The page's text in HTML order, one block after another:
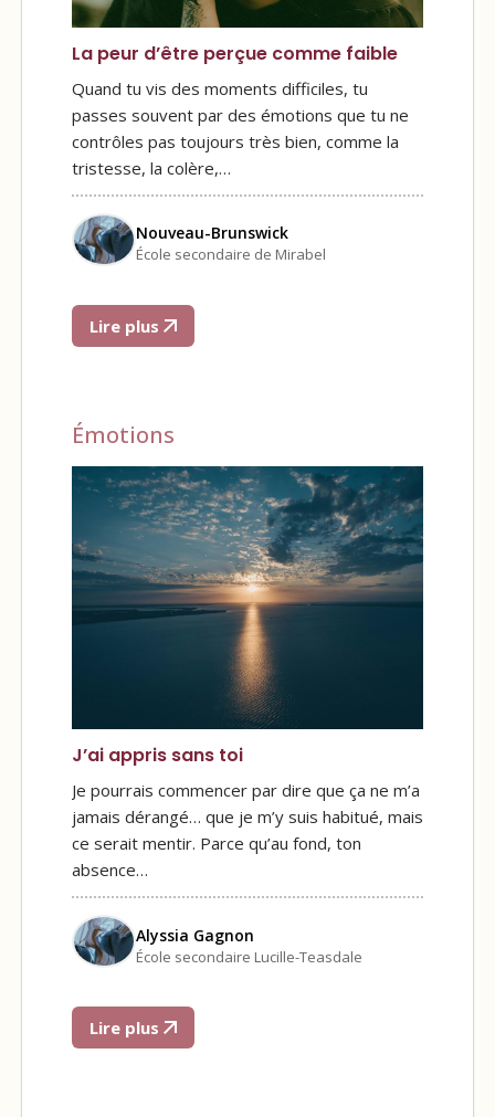
La peur d’être perçue comme faible
Quand tu vis des moments difficiles, tu
passes souvent par des émotions que tu ne
contrôles pas toujours très bien, comme la
tristesse, la colère,…
Nouveau-Brunswick
École secondaire de Mirabel
Lire plus
Émotions
J’ai appris sans toi
Je pourrais commencer par dire que ça ne m’a
jamais dérangé… que je m’y suis habitué, mais
ce serait mentir. Parce qu’au fond, ton
absence…
Alyssia Gagnon
École secondaire Lucille-Teasdale
Lire plus